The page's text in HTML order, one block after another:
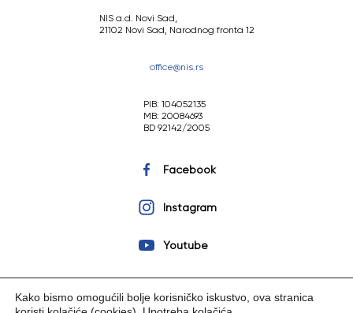
NIS a.d. Novi Sad,
21102 Novi Sad, Narodnog fronta 12
office@nis.rs
PIB: 104052135
MB: 20084693
BD 92142/2005
Facebook
Instagram
Youtube
Kako bismo omogućili bolje korisničko iskustvo, ova stranica